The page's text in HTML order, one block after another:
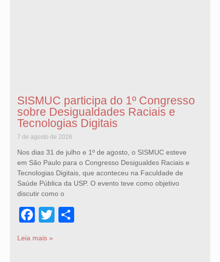
SISMUC participa do 1º Congresso
sobre Desigualdades Raciais e
Tecnologias Digitais
7 de agosto de 2026
Nos dias 31 de julho e 1º de agosto, o SISMUC esteve
em São Paulo para o Congresso Desigualdes Raciais e
Tecnologias Digitais, que aconteceu na Faculdade de
Saúde Pública da USP. O evento teve como objetivo
discutir como o
Facebook
Twitter
Leia mais »